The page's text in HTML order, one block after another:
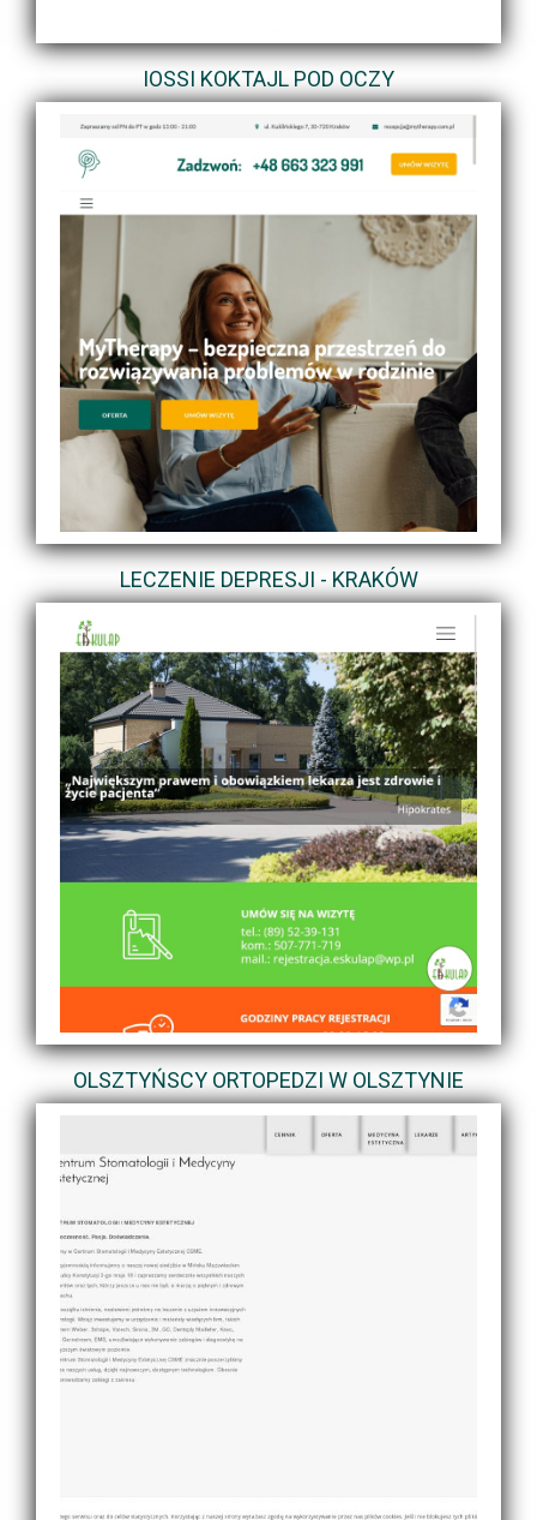
IOSSI KOKTAJL POD OCZY
LECZENIE DEPRESJI - KRAKÓW
OLSZTYŃSCY ORTOPEDZI W OLSZTYNIE